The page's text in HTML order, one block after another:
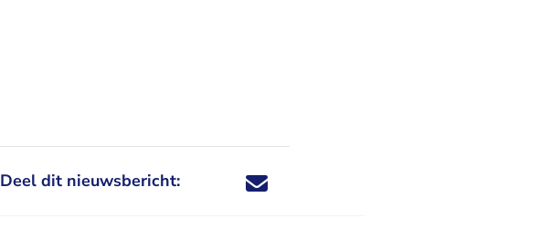
Deel dit nieuwsbericht: Deel dit nieuwsbericht via X - U verlaat
Deel dit nieuwsbericht via Facebook - U
Deel dit nieuwsbericht via e-mail
Deel dit nieuwsbericht via LinkedIn - U